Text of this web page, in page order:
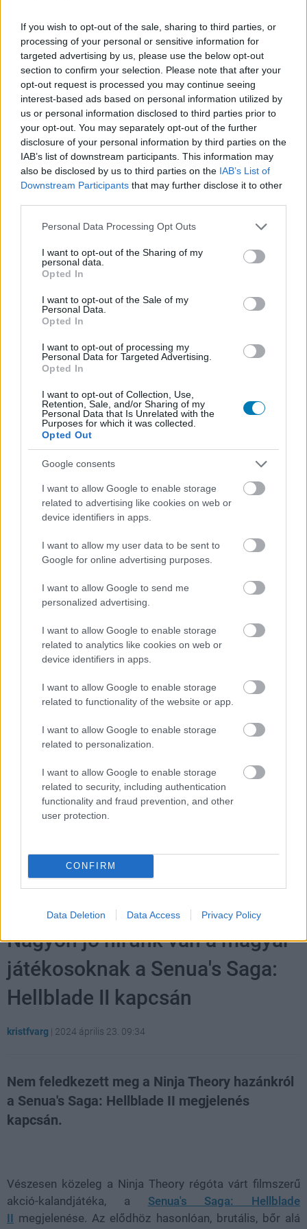
If you wish to opt-out of the sale, sharing to third parties, or
processing of your personal or sensitive information for
targeted advertising by us, please use the below opt-out
section to confirm your selection. Please note that after your
opt-out request is processed you may continue seeing
interest-based ads based on personal information utilized by
us or personal information disclosed to third parties prior to
your opt-out. You may separately opt-out of the further
disclosure of your personal information by third parties on the
IAB’s list of downstream participants. This information may
also be disclosed by us to third parties on the IAB’s List of
Downstream Participants that may further disclose it to other
Please note that this website/app uses one or more Google
not limited to your visit or usage behaviour. You may click to
grant or deny consent to Google and its third-party tags to
use your data for below specified purposes in below Google
consent section.
Personal Data Processing Opt Outs
I want to opt-out of the Sharing of my
personal data.
Opted In
I want to opt-out of the Sale of my
Personal Data.
Opted In
I want to opt-out of processing my
Personal Data for Targeted Advertising.
Opted In
I want to opt-out of Collection, Use,
Retention, Sale, and/or Sharing of my
Personal Data that Is Unrelated with the
Purposes for which it was collected.
Opted Out
Google consents
I want to allow Google to enable storage
related to advertising like cookies on web or
device identifiers in apps.
I want to allow my user data to be sent to
Google for online advertising purposes.
I want to allow Google to send me
personalized advertising.
I want to allow Google to enable storage
related to analytics like cookies on web or
device identifiers in apps.
I want to allow Google to enable storage
related to functionality of the website or app.
I want to allow Google to enable storage
related to personalization.
I want to allow Google to enable storage
related to security, including authentication
functionality and fraud prevention, and other
user protection.
CONFIRM
Data Deletion Data Access Privacy Policy
egy új játék indításánál ott kell lennie minden
karakternek és extra szerelésnek.
Ez egyébként a nehéz játékmódot is feloldja, de ehhez
kicsit trükközni kell. Először indítanunk kell egy új
kampányt, majd elsétálni az első mentési ponthoz, ott
menteni egyet, kilépni és visszatölteni. Ha ez megvan,
Hard opció.
elővennék a '99-es klasszikust, legalább egy
emulátorban.
Videótesztek, magyarázók, érdekességek,
beszélgetések, livestreamek, végigjátszások,
magyar feliratos előzetesek.
Feliratkozom
Csatornatag leszek
SMASH by Meló-Diák: Homok, zene és a nyár legjobb
Július végén folytatódik a balatoni strandröplabda-
sorozat.
#castlevania: legacy of darkness
#konami
#csalás
#kód
Nagyon jó hírünk van a magyar
játékosoknak a Senua's Saga:
Hellblade II kapcsán
kristfvarg | 2024 április 23. 09:34
Nem feledkezett meg a Ninja Theory hazánkról
a Senua's Saga: Hellblade II megjelenés
kapcsán.
Vészesen közeleg a Ninja Theory régóta várt filmszerű
akció-kalandjátéka, a Senua's Saga: Hellblade
II megjelenése. Az elődhöz hasonlóan, brutális, bőr alá